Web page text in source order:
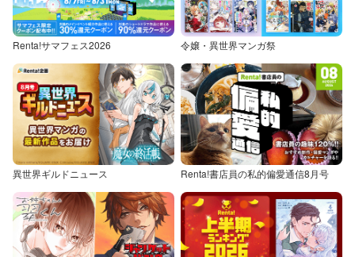
Renta!サマフェス2026 令嬢・異世界マンガ祭
異世界ギルドニュース Renta!書店員の私的偏愛通信8月号